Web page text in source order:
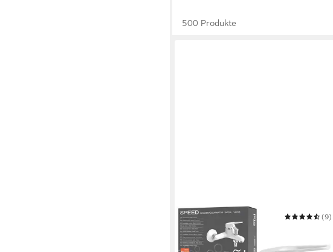
500 Produkte
EISL
Wannenarmatur SPEED
(9)
50,10 € UVP 57,99 €